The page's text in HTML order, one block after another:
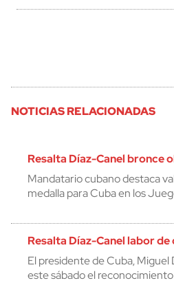
NOTICIAS RELACIONADAS
Resalta Díaz-Canel bronce
Mandatario cubano destaca
medalla para Cuba en los
Resalta Díaz-Canel labor
El presidente de Cuba, Miguel
este sábado el